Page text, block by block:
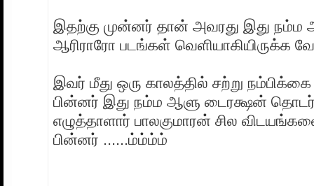
இதற்கு முன்னர் தான் அவரது இது
ஆரிராரோ படங்கள் வெளியாகியிருக்க
இவர் மீது ஒரு காலத்தில் சற்று நம்பிக்கை
பின்னர் இது நம்ம ஆளு டைரக்ஷன்
எழுத்தாளார் பாலகுமாரன் சில
பின்னர் ......ம்ம்ம்ம்